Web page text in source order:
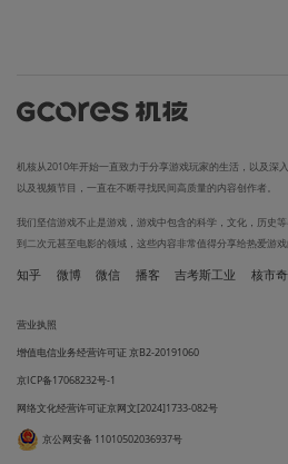
机核从2010年开始一直致力于分享游戏玩家的生活，以及深
以及视频节目，一直在不断寻找民间高质量的内容创作者。
我们坚信游戏不止是游戏，游戏中包含的科学，文化，历史
到二次元甚至电影的领域，这些内容非常值得分享给热爱游戏
知乎 微博 微信 播客 吉考斯工业 核市
营业执照
增值电信业务经营许可证 京B2-20191060
京ICP备17068232号-1
网络文化经营许可证京网文[2024]1733-082号
京公网安备 11010502036937号